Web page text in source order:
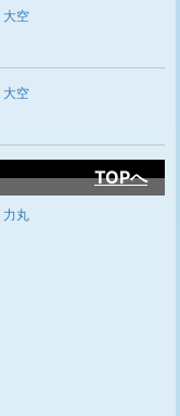
大空
大空
TOPへ
力丸